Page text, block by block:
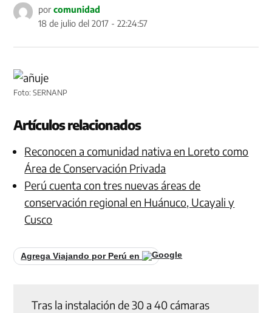
por comunidad
18 de julio del 2017 - 22:24:57
Foto: SERNANP
Artículos relacionados
Reconocen a comunidad nativa en Loreto como
Área de Conservación Privada
Perú cuenta con tres nuevas áreas de
conservación regional en Huánuco, Ucayali y
Cusco
Agrega Viajando por Perú en
Tras la instalación de 30 a 40 cámaras